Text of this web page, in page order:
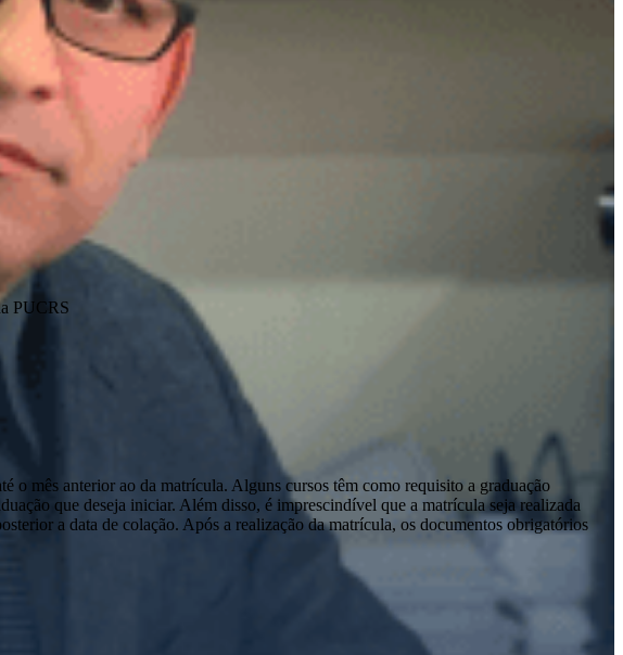
PUCRS
o mês anterior ao da matrícula. Alguns cursos têm como requisito a graduação
que deseja iniciar. Além disso, é imprescindível que a matrícula seja realizada
a data de colação. Após a realização da matrícula, os documentos obrigatórios